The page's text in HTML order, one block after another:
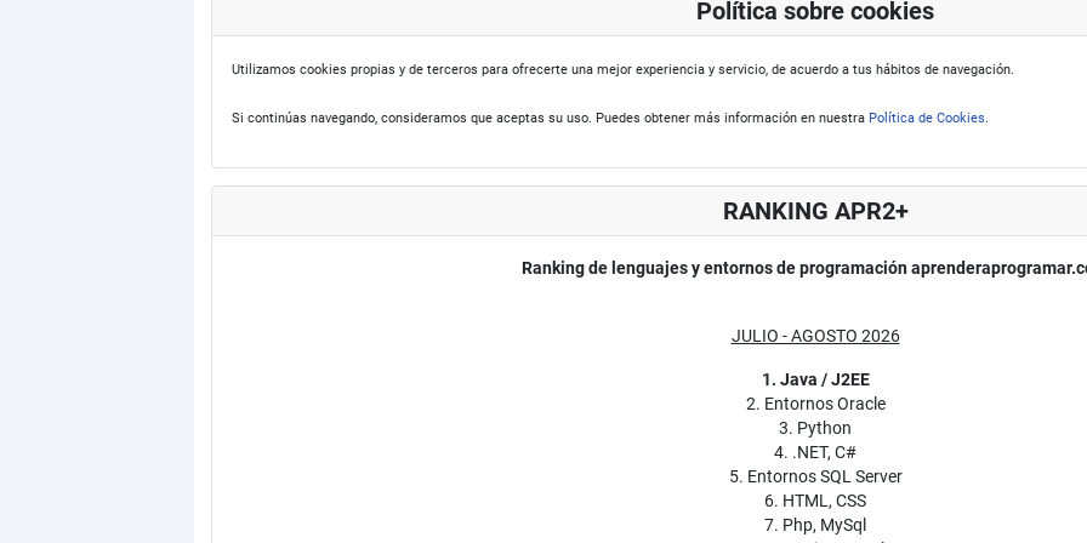
Política sobre cookies
Utilizamos cookies propias y de terceros para ofrecerte una mejor experiencia y servicio, de acuerdo a tus hábitos de navegación.
Si continúas navegando, consideramos que aceptas su uso. Puedes obtener más información en nuestra Política de Cookies.
RANKING APR2+
Ranking de lenguajes y entornos de programación
JULIO - AGOSTO 2026
1. Java / J2EE
2. Entornos Oracle
3. Python
4. .NET, C#
5. Entornos SQL Server
6. HTML, CSS
7. Php, MySql